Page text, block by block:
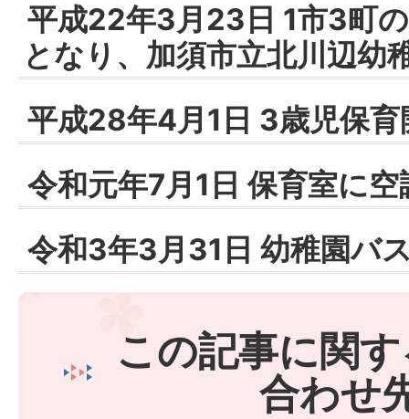
平成22年3月23日 1市3町
となり、加須市立北川辺幼
平成28年4月1日 3歳児保育
令和元年7月1日 保育室に
令和3年3月31日 幼稚園バ
この記事に関
合わせ